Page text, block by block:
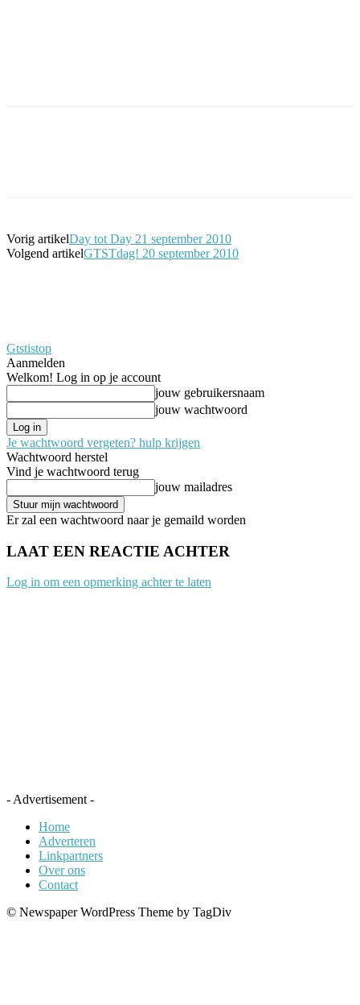
Vorig artikelDay tot Day 21 september 2010
Volgend artikelGTSTdag! 20 september 2010
Gtstistop
Aanmelden
Welkom! Log in op je account
jouw gebruikersnaam
jouw wachtwoord
Je wachtwoord vergeten? hulp krijgen
Wachtwoord herstel
Vind je wachtwoord terug
jouw mailadres
Er zal een wachtwoord naar je gemaild worden
LAAT EEN REACTIE ACHTER
Log in om een opmerking achter te laten
- Advertisement -
Home
Adverteren
Linkpartners
Over ons
Contact
© Newspaper WordPress Theme by TagDiv